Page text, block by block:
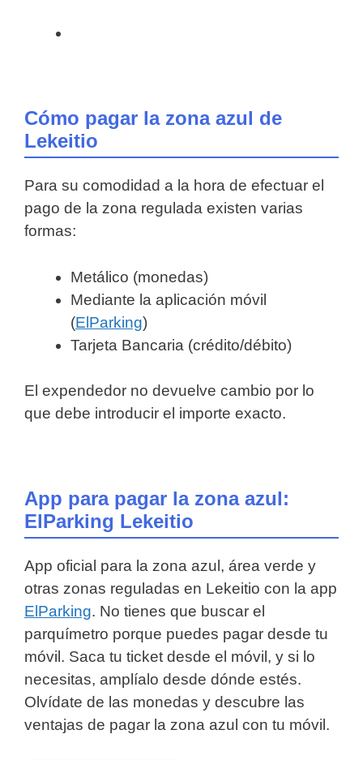
Cómo pagar la zona azul de
Lekeitio
Para su comodidad a la hora de efectuar el
pago de la zona regulada existen varias
formas:
Metálico (monedas)
Mediante la aplicación móvil
(ElParking)
Tarjeta Bancaria (crédito/débito)
El expendedor no devuelve cambio por lo
que debe introducir el importe exacto.
App para pagar la zona azul:
ElParking Lekeitio
App oficial para la zona azul, área verde y
otras zonas reguladas en Lekeitio con la app
ElParking. No tienes que buscar el
parquímetro porque puedes pagar desde tu
móvil. Saca tu ticket desde el móvil, y si lo
necesitas, amplíalo desde dónde estés.
Olvídate de las monedas y descubre las
ventajas de pagar la zona azul con tu móvil.